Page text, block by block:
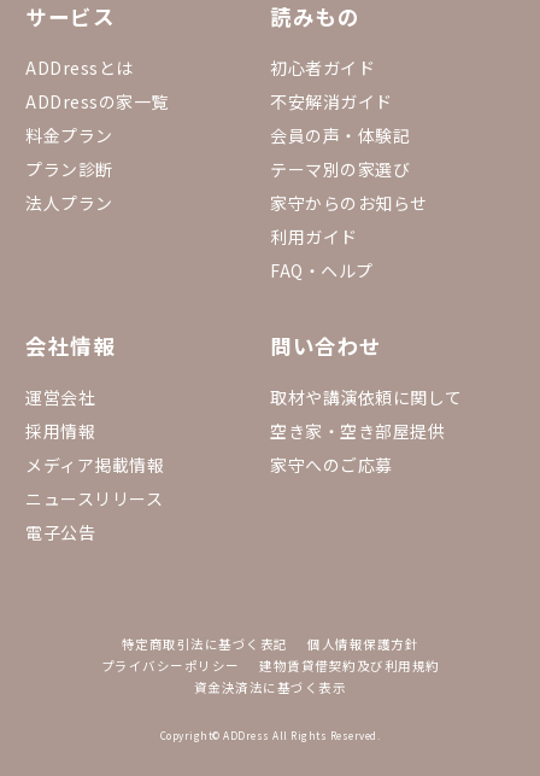
サービス
ADDressとは
ADDressの家一覧
料金プラン
プラン診断
法人プラン
読みもの
初心者ガイド
不安解消ガイド
会員の声・体験記
テーマ別の家選び
家守からのお知らせ
利用ガイド
FAQ・ヘルプ
会社情報
運営会社
採用情報
メディア掲載情報
ニュースリリース
電子公告
問い合わせ
取材や講演依頼に関して
空き家・空き部屋提供
家守へのご応募
特定商取引法に基づく表記
個人情報保護方針
プライバシーポリシー
建物賃貸借契約及び利用規約
資金決済法に基づく表示
Copyright© ADDress All Rights Reserved.